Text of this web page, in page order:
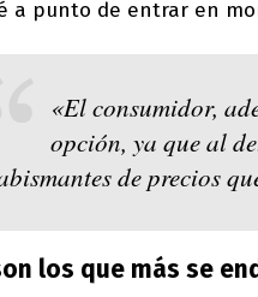
a punto de entrar en
«El consumidor,
opción, ya que al
de precios
los que más se